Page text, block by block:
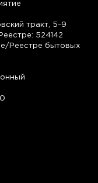
тракт, 5-9
524142
Реестре бытовых